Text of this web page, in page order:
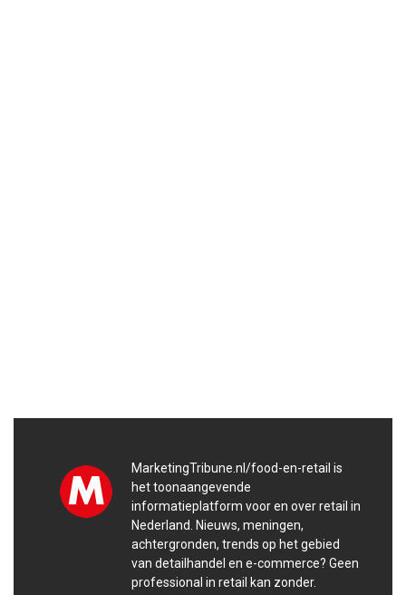
MarketingTribune.nl/food-en-retail is
het toonaangevende
informatieplatform voor en over retail in
Nederland. Nieuws, meningen,
achtergronden, trends op het gebied
van detailhandel en e-commerce? Geen
professional in retail kan zonder.